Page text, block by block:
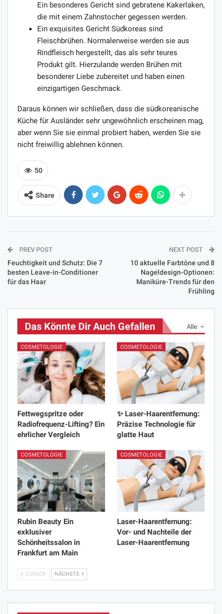
Ein besonderes Gericht sind gebratene Kakerlaken,
die mit einem Zahnstocher gegessen werden.
Ein exquisites Gericht Südkoreas sind
Fleischbrühen. Normalerweise werden sie aus
Rindfleisch hergestellt, das als sehr teures
Produkt gilt. Hierzulande werden Brühen mit
besonderer Liebe zubereitet und haben einen
einzigartigen Geschmack.
Daraus können wir schließen, dass die südkoreanische
Küche für Ausländer sehr ungewöhnlich erscheinen mag,
aber wenn Sie sie einmal probiert haben, werden Sie sie
nicht freiwillig ablehnen können.
50
Share
PREV POST
Feuchtigkeit und Schutz: Die 7
besten Leave-in-Conditioner
für das Haar
NEXT POST
10 aktuelle Farbtöne und 8
Nageldesign-Optionen:
Maniküre-Trends für den
Frühling
Alle
Das Könnte Dir Auch Gefallen
COSMETOLOGIE
Fettwegspritze oder
Radiofrequenz-Lifting? Ein
ehrlicher Vergleich
COSMETOLOGIE
✨ Laser-Haarentfernung:
Präzise Technologie für
glatte Haut
COSMETOLOGIE
Rubin Beauty Ein
exklusiver
Schönheitssalon in
Frankfurt am Main
COSMETOLOGIE
Laser-Haarentfernung:
Vor- und Nachteile der
Laser-Haarentfernung
ZURÜCK NÄCHSTE